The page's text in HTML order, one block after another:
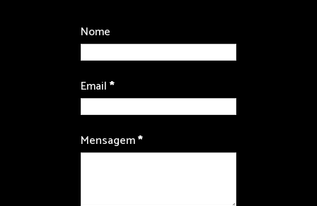
Nome
Email*
Mensagem*